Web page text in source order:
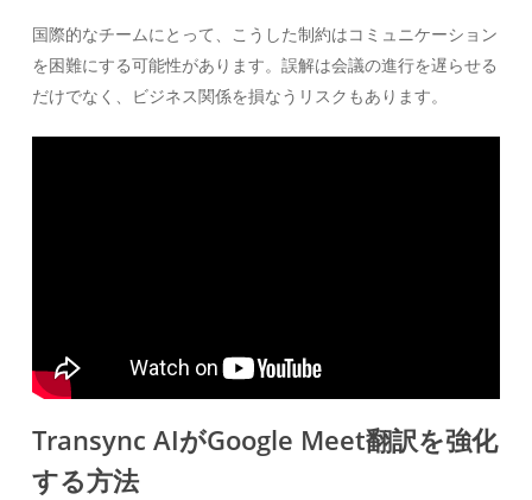
国際的なチームにとって、こうした制約はコミュニケーション
を困難にする可能性があります。誤解は会議の進行を遅らせる
だけでなく、ビジネス関係を損なうリスクもあります。
Transync AIがGoogle Meet翻訳を強化
する方法